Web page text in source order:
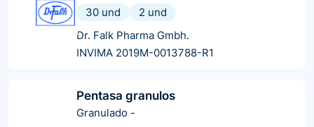
30 und
2 und
Dr. Falk Pharma Gmbh.
INVIMA 2019M-0013788-R1
Pentasa granulos
Granulado -